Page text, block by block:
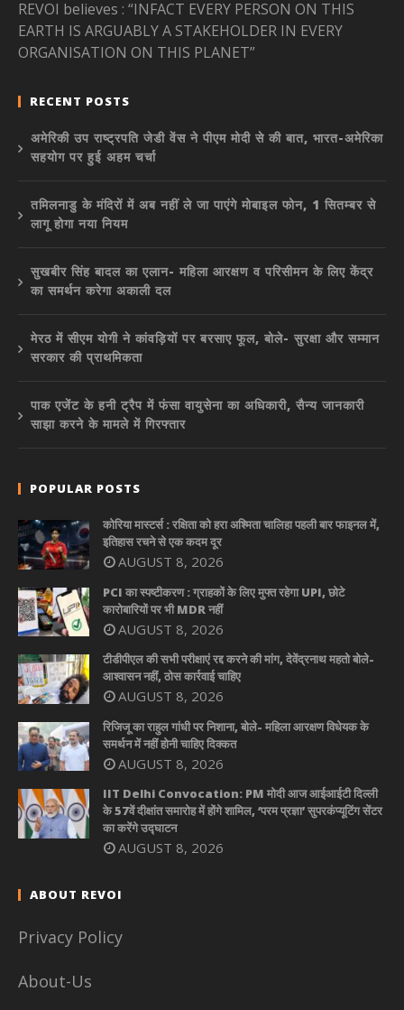
REVOI believes : “INFACT EVERY PERSON ON THIS
EARTH IS ARGUABLY A STAKEHOLDER IN EVERY
ORGANISATION ON THIS PLANET”
RECENT POSTS
अमेरिकी उप राष्ट्रपति जेडी वेंस ने पीएम मोदी से की बात, भारत-अमेरिका
सहयोग पर हुई अहम चर्चा
तमिलनाडु के मंदिरों में अब नहीं ले जा पाएंगे मोबाइल फोन, 1 सितम्बर से
लागू होगा नया नियम
सुखबीर सिंह बादल का एलान- महिला आरक्षण व परिसीमन के लिए केंद्र
का समर्थन करेगा अकाली दल
मेरठ में सीएम योगी ने कांवड़ियों पर बरसाए फूल, बोले- सुरक्षा और सम्मान
सरकार की प्राथमिकता
पाक एजेंट के हनी ट्रैप में फंसा वायुसेना का अधिकारी, सैन्य जानकारी
साझा करने के मामले में गिरफ्तार
POPULAR POSTS
कोरिया मास्टर्स : रक्षिता को हरा अश्मिता चालिहा पहली बार फाइनल में,
इतिहास रचने से एक कदम दूर
AUGUST 8, 2026
PCI का स्पष्टीकरण : ग्राहकों के लिए मुफ्त रहेगा UPI, छोटे
कारोबारियों पर भी MDR नहीं
AUGUST 8, 2026
टीडीपीएल की सभी परीक्षाएं रद्द करने की मांग, देवेंद्रनाथ महतो बोले-
आश्वासन नहीं, ठोस कार्रवाई चाहिए
AUGUST 8, 2026
रिजिजू का राहुल गांधी पर निशाना, बोले- महिला आरक्षण विधेयक के
समर्थन में नहीं होनी चाहिए दिक्कत
AUGUST 8, 2026
IIT Delhi Convocation: PM मोदी आज आईआईटी दिल्ली
के 57वें दीक्षांत समारोह में होंगे शामिल, ‘परम प्रज्ञा’ सुपरकंप्यूटिंग सेंटर
का करेंगे उद्घाटन
AUGUST 8, 2026
ABOUT REVOI
Privacy Policy
About-Us